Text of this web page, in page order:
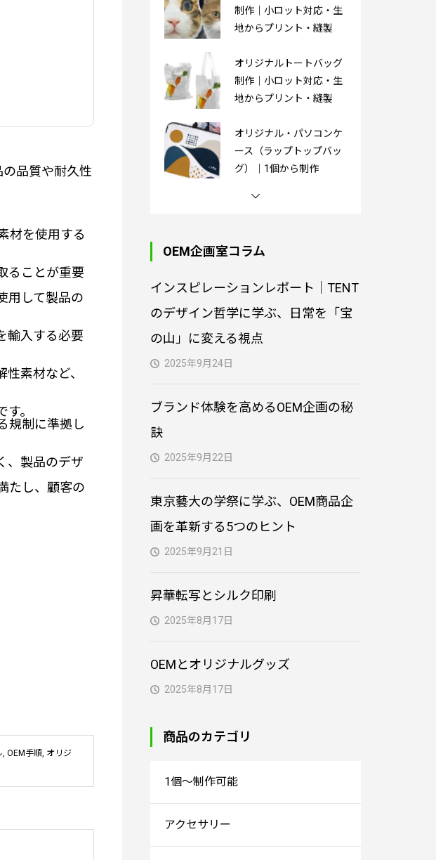
品質や耐久性
材を使用する
ることが重要
用して製品の
輸入する必要
素材など、
。
規制に準拠し
、製品のデザ
たし、顧客の
OEM手順 オリジ
制作｜小ロット対応・生
地からプリント・縫製
オリジナルトートバッグ
制作｜小ロット対応・生
地からプリント・縫製
オリジナル・パソコンケ
ース（ラップトップバッ
グ）｜1個から制作
PVC製3Dキーホルダー｜
オリジナル型クッション
オリジナルトートバッグ
OEM企画室コラム
インスピレーションレポート｜TENT
のデザイン哲学に学ぶ、日常を「宝
の山」に変える視点
2025年9月24日
ブランド体験を高めるOEM企画の秘
訣
2025年9月22日
東京藝大の学祭に学ぶ、OEM商品企
画を革新する5つのヒント
2025年9月21日
昇華転写とシルク印刷
2025年8月17日
OEMとオリジナルグッズ
2025年8月17日
商品のカテゴリ
1個～制作可能
アクセサリー